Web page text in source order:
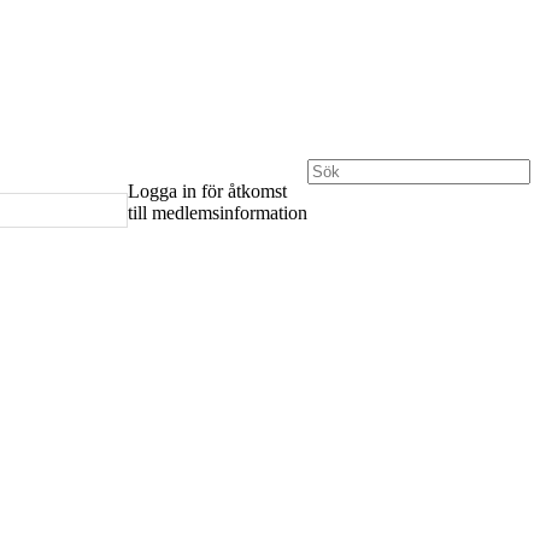
Logga in för åtkomst
till medlemsinformation